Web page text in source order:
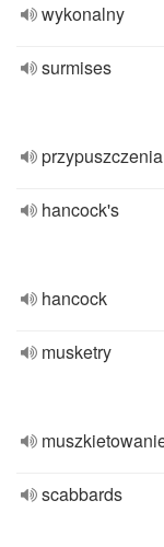
wykonalny
surmises
przypuszczenia
hancock's
hancock
musketry
scabbards